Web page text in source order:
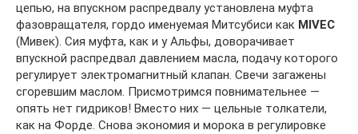
цепью, на впускном распредвалу установлена муфта
фазовращателя, гордо именуемая Митсубиси как MIVEC
(Мивек). Сия муфта, как и у Альфы, доворачивает
впускной распредвал давлением масла, подачу которого
регулирует электромагнитный клапан. Свечи загажены
сгоревшим маслом. Присмотримся повнимательнее —
опять нет гидриков! Вместо них — цельные толкатели,
как на Форде. Снова экономия и морока в регулировке